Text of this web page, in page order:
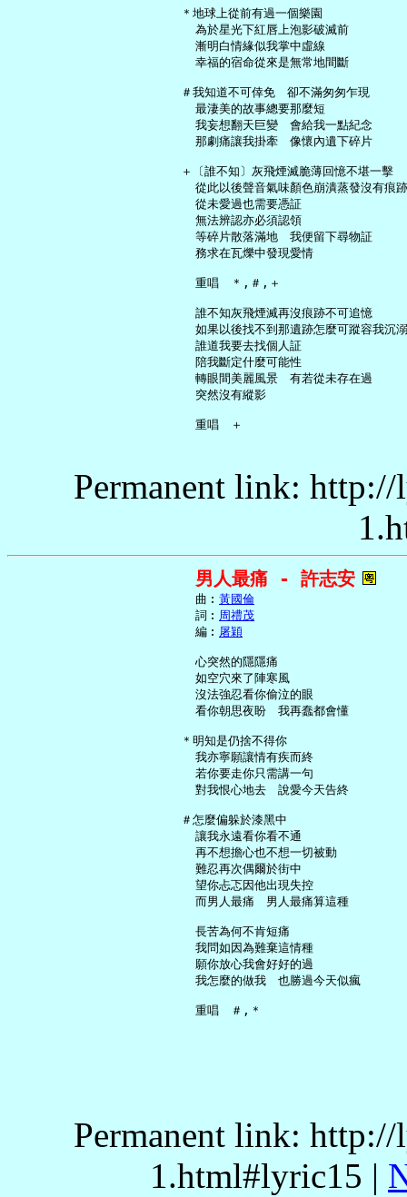
   ＊地球上從前有過一個樂園
     為於星光下紅唇上泡影破滅前
     漸明白情緣似我掌中虛線
     幸福的宿命從來是無常地間斷
   ＃我知道不可倖免　卻不滿匆匆乍現
     最淒美的故事總要那麼短
     我妄想翻天巨變　會給我一點紀念
     那劇痛讓我掛牽　像懷內遺下碎片
   ＋〔誰不知〕灰飛煙滅脆薄回憶不堪一擊
     從此以後聲音氣味顏色崩潰蒸發沒有痕跡
     從未愛過也需要憑証
     無法辨認亦必須認領
     等碎片散落滿地　我便留下尋物証
     務求在瓦爍中發現愛情
     重唱　＊,＃,＋
     誰不知灰飛煙滅再沒痕跡不可追憶
     如果以後找不到那遺跡怎麼可蹤容我沉溺
     誰道我要去找個人証
     陪我斷定什麼可能性
     轉眼間美麗風景　有若從未存在過
     突然沒有縱影
Permanent link:
男人最痛 - 許志安
     曲︰
黃國倫
     詞︰
周禮茂
     編︰
屠穎
     心突然的隱隱痛
     如空穴來了陣寒風
     沒法強忍看你偷泣的眼
     看你朝思夜盼　我再蠢都會懂
   ＊明知是仍捨不得你
     我亦寧願讓情有疾而終
     若你要走你只需講一句
     對我恨心地去　說愛今天告終
   ＃怎麼偏躲於漆黑中
     讓我永遠看你看不通
     再不想擔心也不想一切被動
     難忍再次偶爾於街中
     望你忐忑因他出現失控
     而男人最痛　男人最痛算這種
     長苦為何不肯短痛
     我問如因為難棄這情種
     願你放心我會好好的過
     我怎麼的做我　也勝過今天似瘋
Permanent link:
1.html#lyric15 |